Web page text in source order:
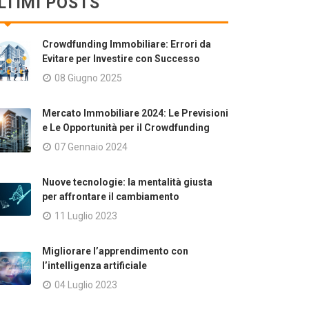
Crowdfunding Immobiliare: Errori da
Evitare per Investire con Successo
08 Giugno 2025
Mercato Immobiliare 2024: Le Previsioni
e Le Opportunità per il Crowdfunding
07 Gennaio 2024
Nuove tecnologie: la mentalità giusta
per affrontare il cambiamento
11 Luglio 2023
Migliorare l’apprendimento con
l’intelligenza artificiale
04 Luglio 2023